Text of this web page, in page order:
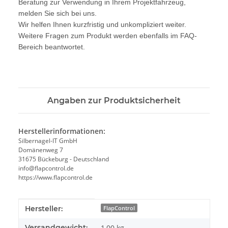
Beratung zur Verwendung in Ihrem Projektfahrzeug,
melden Sie sich bei uns.
Wir helfen Ihnen kurzfristig und unkompliziert weiter.
Weitere Fragen zum Produkt werden ebenfalls im FAQ-
Bereich beantwortet.
Angaben zur Produktsicherheit
Herstellerinformationen:
Silbernagel-IT GmbH
Domänenweg 7
31675 Bückeburg - Deutschland
info@flapcontrol.de
https://www.flapcontrol.de
Produkteigenschaft
Wert
Hersteller: FlapControl